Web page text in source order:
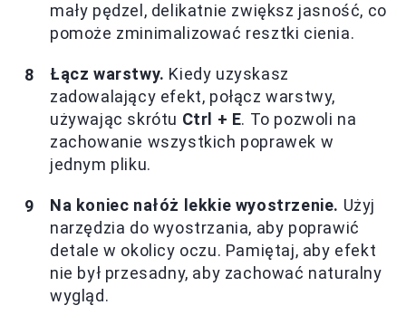
mały pędzel, delikatnie zwiększ jasność, co
pomoże zminimalizować resztki cienia.
Łącz warstwy. Kiedy uzyskasz
zadowalający efekt, połącz warstwy,
używając skrótu Ctrl + E. To pozwoli na
zachowanie wszystkich poprawek w
jednym pliku.
Na koniec nałóż lekkie wyostrzenie. Użyj
narzędzia do wyostrzania, aby poprawić
detale w okolicy oczu. Pamiętaj, aby efekt
nie był przesadny, aby zachować naturalny
wygląd.